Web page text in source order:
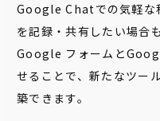
Google Chatでの気軽な
を記録・共有したい場合
Google フォームと
せることで、新たなツー
築できます。